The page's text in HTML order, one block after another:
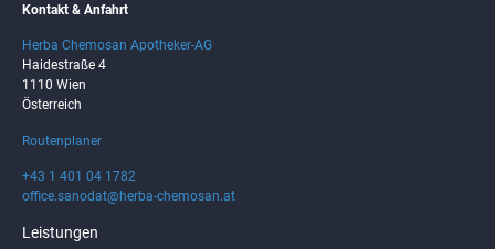
Kontakt & Anfahrt
Herba Chemosan Apotheker-AG
Haidestraße 4
1110 Wien
Österreich
Routenplaner
+43 1 401 04 1782
office.sanodat@herba-chemosan.at
Leistungen